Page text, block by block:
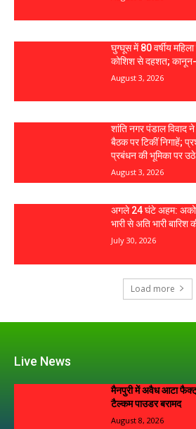
घुग्घूस में 80 वर्षीय
कोशिश से दहशत; कानून-
August 3, 2026
शांति नगर पंडाल विवाद
बैठक पर टिकीं निगाहें;
प्रबंधन की भूमिका पर
August 3, 2026
अगले 24 घंटे अहम:
भारी से अति भारी बारिश
July 30, 2026
Load more
Live News
मैनपुरी में अवैध आटा
टैल्कम पाउडर बरामद
August 8, 2026